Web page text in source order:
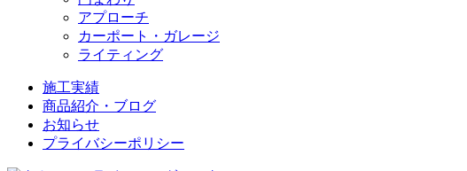
アプローチ
カーポート・ガレージ
ライティング
施工実績
商品紹介・ブログ
お知らせ
プライバシーポリシー